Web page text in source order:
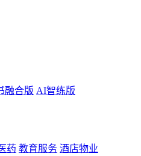
融合版 AI智练版
药 教育服务 酒店物业